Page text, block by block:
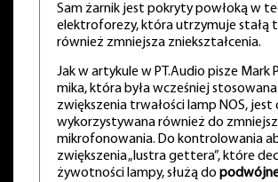
Sam żarnik jest pokryty powłoką w
elektroforezy, która utrzymuje stałą
również zmniejsza zniekształcenia.
Jak w artykule w PT.Audio pisze Mark
mika, która była wcześniej
zwiększenia trwałości lamp NOS, jest
wykorzystywana również do
mikrofonowania. Do kontrolowania
zwiększenia „lustra gettera”, które
żywotności lampy, służą do